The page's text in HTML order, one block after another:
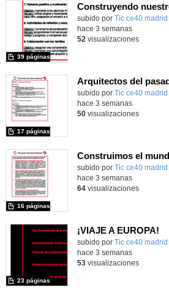
subido por Tic ce40 madrid
39 páginas
hace 3 semanas
52 visualizaciones
Arquitectos del
subido por Tic ce40 madrid
17 páginas
hace 3 semanas
50visualizaciones
Construimos el
subido por Tic ce40 madrid
16 páginas
hace 3 semanas
64visualizaciones
¡VIAJE A EUROPA!
subido por Tic ce40 madrid
23 páginas
hace 3 semanas
53visualizaciones